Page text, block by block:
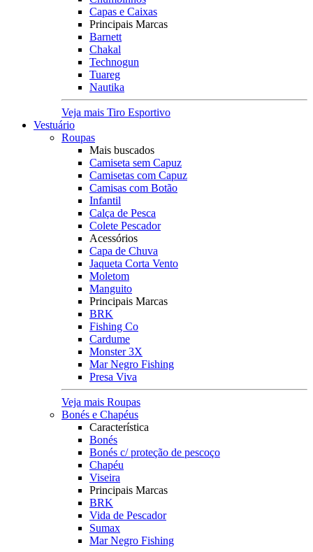
Capas e Caixas
Principais Marcas
Barnett
Chakal
Technogun
Tuareg
Nautika
Veja mais Tiro Esportivo
Vestuário
Roupas
Mais buscados
Camiseta sem Capuz
Camisetas com Capuz
Camisas com Botão
Infantil
Calça de Pesca
Colete Pescador
Acessórios
Capa de Chuva
Jaqueta Corta Vento
Moletom
Manguito
Principais Marcas
BRK
Fishing Co
Cardume
Monster 3X
Mar Negro Fishing
Presa Viva
Veja mais Roupas
Bonés e Chapéus
Característica
Bonés
Bonés c/ proteção de pescoço
Chapéu
Viseira
Principais Marcas
BRK
Vida de Pescador
Sumax
Mar Negro Fishing